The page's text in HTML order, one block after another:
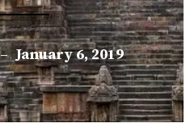
– January 6, 2019